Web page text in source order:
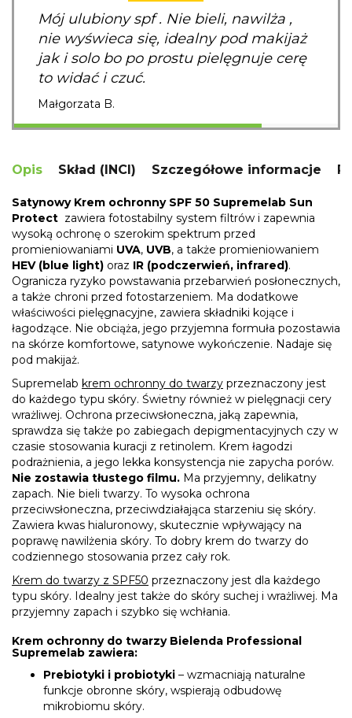
Mój ulubiony spf . Nie bieli, nawilża ,
nie wyświeca się, idealny pod makijaż
jak i solo bo po prostu pielęgnuje cerę
to widać i czuć.
Małgorzata B.
Opis Skład (INCI) Szczegółowe informacje
Satynowy Krem ochronny SPF 50 Supremelab Sun
Protect zawiera fotostabilny system filtrów i zapewnia
wysoką ochronę o szerokim spektrum przed
promieniowaniami UVA, UVB, a także promieniowaniem
HEV (blue light) oraz IR (podczerwień, infrared).
Ogranicza ryzyko powstawania przebarwień posłonecznych,
a także chroni przed fotostarzeniem. Ma dodatkowe
właściwości pielęgnacyjne, zawiera składniki kojące i
łagodzące. Nie obciąża, jego przyjemna formuła pozostawia
na skórze komfortowe, satynowe wykończenie. Nadaje się
pod makijaż.
Supremelab krem ochronny do twarzy przeznaczony jest
do każdego typu skóry. Świetny również w pielęgnacji cery
wrażliwej. Ochrona przeciwsłoneczna, jaką zapewnia,
sprawdza się także po zabiegach depigmentacyjnych czy w
czasie stosowania kuracji z retinolem. Krem łagodzi
podrażnienia, a jego lekka konsystencja nie zapycha porów.
Nie zostawia tłustego filmu. Ma przyjemny, delikatny
zapach. Nie bieli twarzy. To wysoka ochrona
przeciwsłoneczna, przeciwdziałająca starzeniu się skóry.
Zawiera kwas hialuronowy, skutecznie wpływający na
poprawę nawilżenia skóry. To dobry krem do twarzy do
codziennego stosowania przez cały rok.
Krem do twarzy z SPF50 przeznaczony jest dla każdego
typu skóry. Idealny jest także do skóry suchej i wrażliwej. Ma
przyjemny zapach i szybko się wchłania.
Krem ochronny do twarzy Bielenda Professional
Supremelab zawiera:
Prebiotyki i probiotyki – wzmacniają naturalne
funkcje obronne skóry, wspierają odbudowę
mikrobiomu skóry.